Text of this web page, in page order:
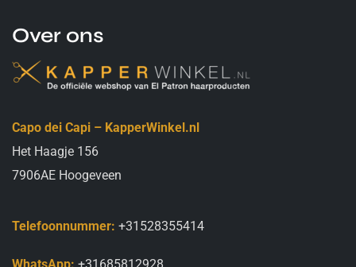
Over ons
Capo dei Capi – KapperWinkel.nl
Het Haagje 156
7906AE Hoogeveen
Telefoonnummer: +31528355414